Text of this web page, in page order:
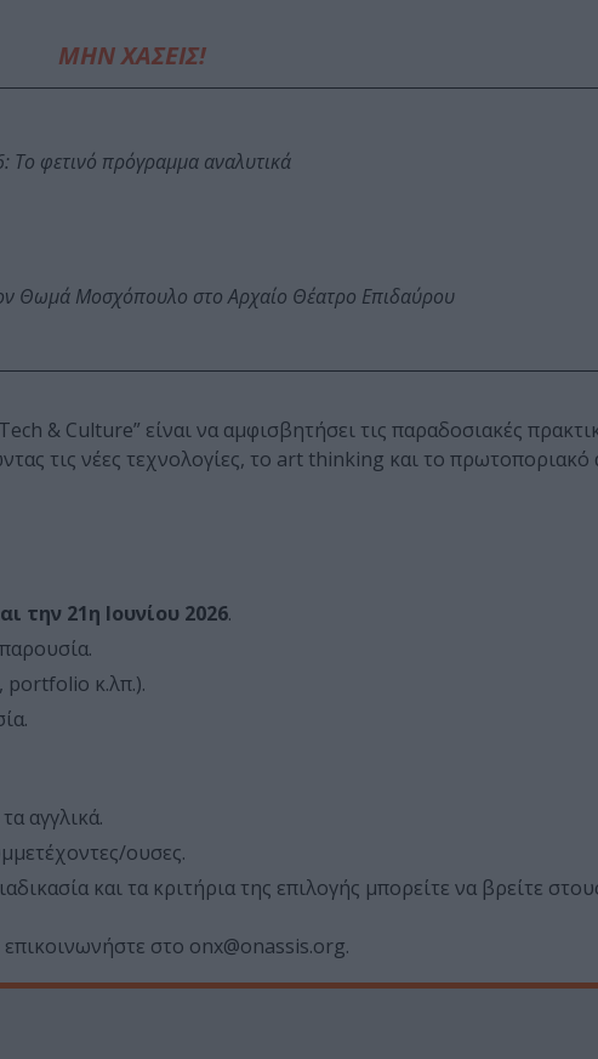
ΜΗΝ ΧΑΣΕΙΣ!
Το φετινό πρόγραμμα αναλυτικά
Θωμά Μοσχόπουλο στο Αρχαίο Θέατρο Επιδαύρου
& Culture” είναι να αμφισβητήσει τις παραδοσιακές
τις νέες τεχνολογίες, το art thinking και το πρωτοποριακό
την 21η Ιουνίου 2026.
portfolio κ.λπ.).
αγγλικά.
ουσες.
και τα κριτήρια της επιλογής μπορείτε να βρείτε
στο onx@onassis.org.